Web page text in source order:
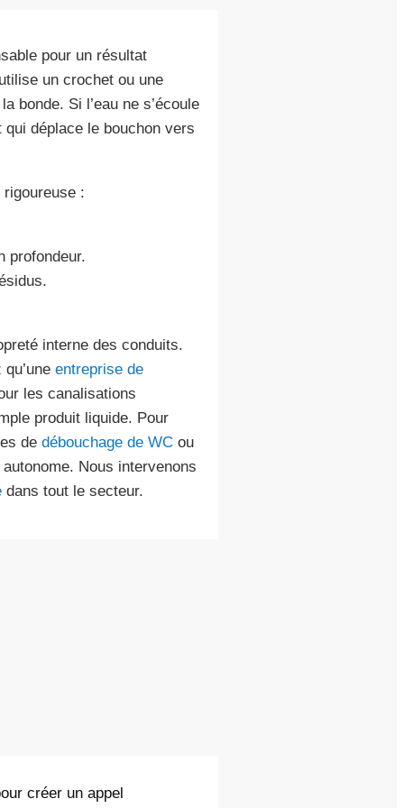
pour un résultat
un crochet ou une
bonde. Si l’eau ne s’écoule
déplace le bouchon vers
:
profondeur.
interne des conduits.
entreprise de
les canalisations
produit liquide. Pour
de débouchage de WCou
Nous intervenons
dans tout le secteur.
créer un appel